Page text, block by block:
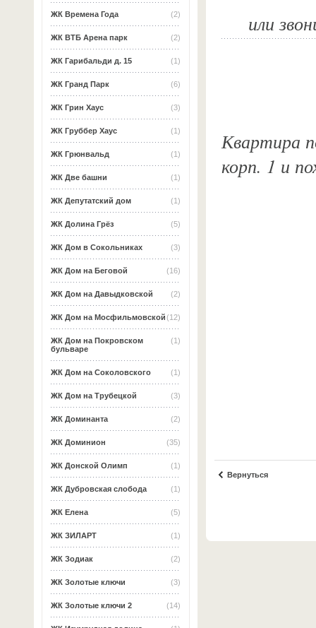
(2)
ЖК Времена Года
(2)
ЖК ВТБ Арена парк
(1)
ЖК Гарибальди д. 15
(6)
ЖК Гранд Парк
(3)
ЖК Грин Хаус
(1)
ЖК Груббер Хаус
(1)
ЖК Грюнвальд
(1)
ЖК Две башни
(1)
ЖК Депутатский дом
(5)
ЖК Долина Грёз
(3)
ЖК Дом в Сокольниках
(16)
ЖК Дом на Беговой
(2)
ЖК Дом на Давыдковской
(12)
ЖК Дом на Мосфильмовской
(1)
ЖК Дом на Покровском
бульваре
(1)
ЖК Дом на Соколовского
(3)
ЖК Дом на Трубецкой
(2)
ЖК Доминанта
(35)
ЖК Доминион
(1)
ЖК Донской Олимп
(1)
ЖК Дубровская слобода
(5)
ЖК Елена
(1)
ЖК ЗИЛАРТ
(2)
ЖК Зодиак
(3)
ЖК Золотые ключи
(14)
ЖК Золотые ключи 2
или
Квартира
корп. 1 и
Вернуться